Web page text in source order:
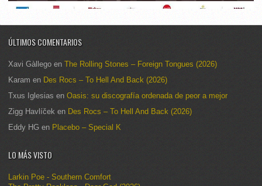
ÚLTIMOS COMENTARIOS
Xavi Gàllego en The Rolling Stones – Foreign Tongues (2026)
Karam en Des Rocs – To Hell And Back (2026)
Txus Iglesias en Oasis: su discografía ordenada de peor a mejor
Zigg Havlíček en Des Rocs – To Hell And Back (2026)
Eddy HG en Placebo – Special K
LO MÁS VISTO
Larkin Poe - Southern Comfort